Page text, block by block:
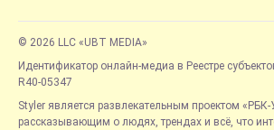
© 2026 LLC «UBT MEDIA»
Идентификатор онлайн-медиа в Реестре
R40-05347
Styler является развлекательным проектом «РБК-
рассказывающим о людях, трендах и всё, что